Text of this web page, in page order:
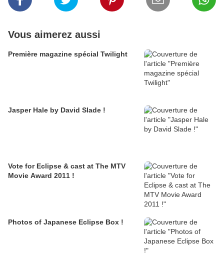
Vous aimerez aussi
Première magazine spécial Twilight
Jasper Hale by David Slade !
Vote for Eclipse & cast at The MTV
Movie Award 2011 !
Photos of Japanese Eclipse Box !